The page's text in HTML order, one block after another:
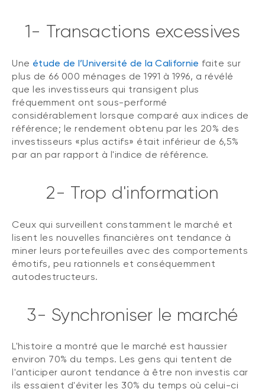
1- Transactions excessives
Une étude de l’Université de la Californie faite sur
plus de 66 000 ménages de 1991 à 1996, a révélé
que les investisseurs qui transigent plus
fréquemment ont sous-performé
considérablement lorsque comparé aux indices de
référence; le rendement obtenu par les 20% des
investisseurs «plus actifs» était inférieur de 6,5%
par an par rapport à l'indice de référence.
2- Trop d'information
Ceux qui surveillent constamment le marché et
lisent les nouvelles financières ont tendance à
miner leurs portefeuilles avec des comportements
émotifs, peu rationnels et conséquemment
autodestructeurs.
3- Synchroniser le marché
L'histoire a montré que le marché est haussier
environ 70% du temps. Les gens qui tentent de
l'anticiper auront tendance à être non investis car
ils essaient d'éviter les 30% du temps où celui-ci